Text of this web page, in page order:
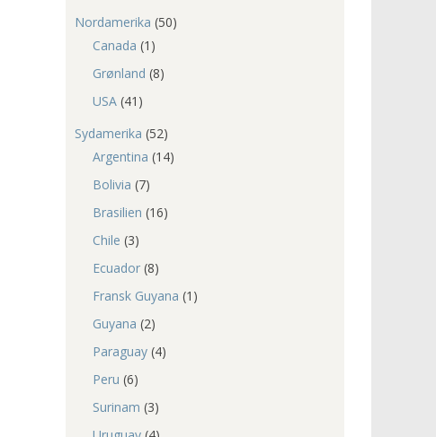
Nordamerika (50)
Canada (1)
Grønland (8)
USA (41)
Sydamerika (52)
Argentina (14)
Bolivia (7)
Brasilien (16)
Chile (3)
Ecuador (8)
Fransk Guyana (1)
Guyana (2)
Paraguay (4)
Peru (6)
Surinam (3)